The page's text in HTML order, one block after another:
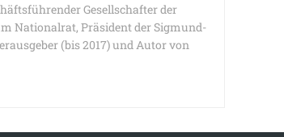
Gesellschafter der
Nationalrat, Präsident der Sigmund-
(bis 2017) und Autor von